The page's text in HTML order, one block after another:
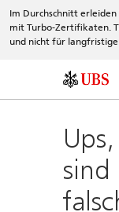
Im Durchschnitt
mit Turbo-Zertifikaten.
und nicht für
sind